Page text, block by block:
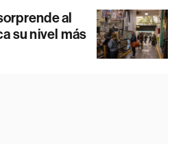
al
su nivel más